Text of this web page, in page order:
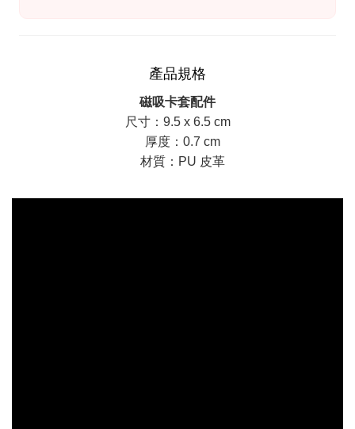
產品規格
磁吸卡套配件
尺寸：9.5 x 6.5 cm
厚度：0.7 cm
材質：PU 皮革